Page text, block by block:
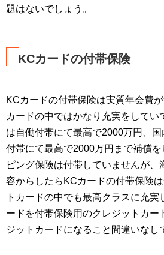
題はないでしょう。
KCカードの付帯保険
KCカードの付帯保険は実質年会費
カードの中ではかなり充実をしてい
は自働付帯にて最高で2000万円、
付帯にて最高で2000万円まで補償
ピング保険は付帯していませんが、
容からしたらKCカードの付帯保険
トカードの中でも最高クラスに充
ードを付帯保険用のクレジットカー
ジットカードになること間違いなし